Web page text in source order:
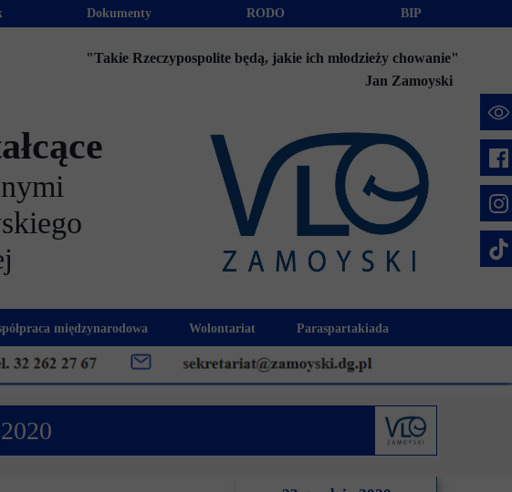
międzynarodowa
Erasmus+
Youth For Understanding
Wolontariat
Akcje charytatywne
Paraspartakiada
Fundusz Stypendialny "Jesteśmy
Geneza i idea
Edycje
"Takie Rzeczypospolite będą, jakie ich młodzieży chowanie"
BIP
RODO
Dokumenty
Jan Zamoyski